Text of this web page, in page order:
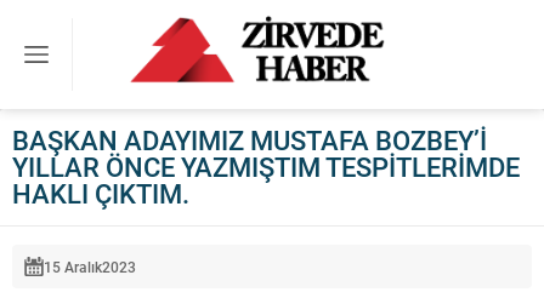
BAŞKAN ADAYIMIZ MUSTAFA BOZBEY’İ
YILLAR ÖNCE YAZMIŞTIM TESPİTLERİMDE
HAKLI ÇIKTIM.
15 Aralık2023